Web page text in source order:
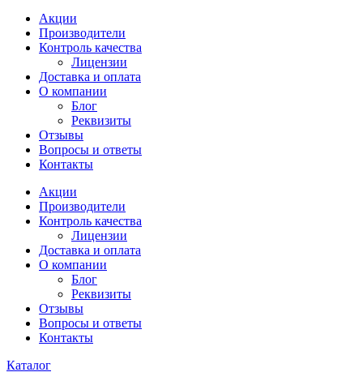
Акции
Производители
Контроль качества
Лицензии
Доставка и оплата
О компании
Блог
Реквизиты
Отзывы
Вопросы и ответы
Контакты
Акции
Производители
Контроль качества
Лицензии
Доставка и оплата
О компании
Блог
Реквизиты
Отзывы
Вопросы и ответы
Контакты
Каталог